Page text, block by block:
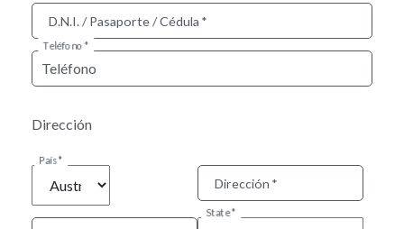
D.N.I. / Pasaporte / Cédula
Teléfono
Dirección
País
Dirección
State